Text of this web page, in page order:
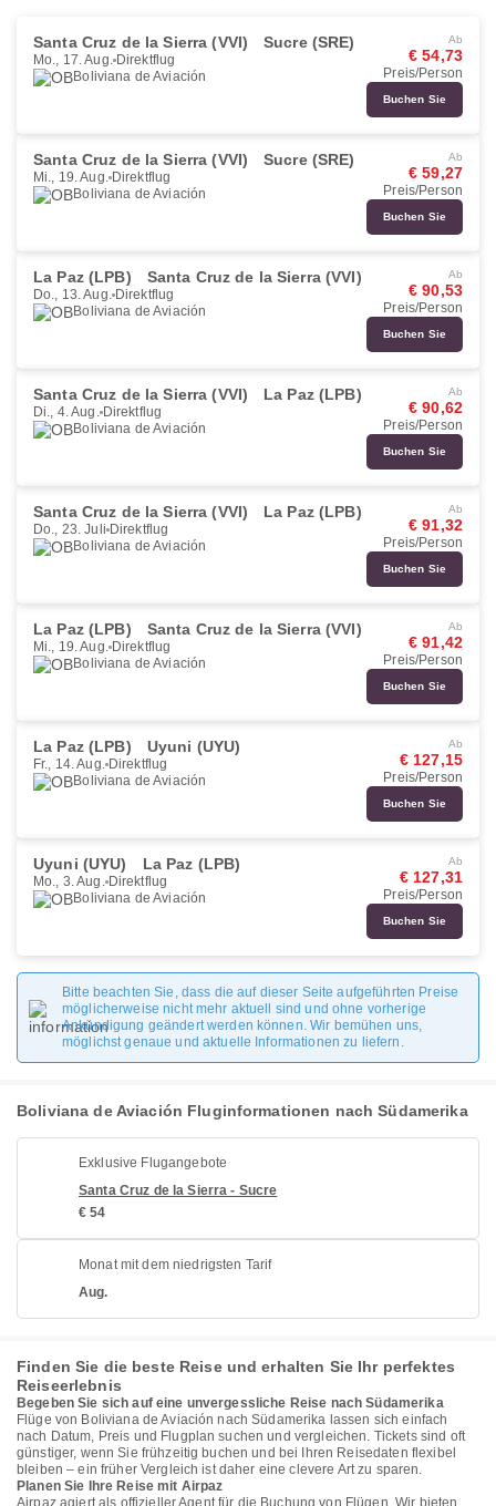
Santa Cruz de la Sierra (VVI) Sucre (SRE)
Mo., 17. Aug. Direktflug
Boliviana de Aviación
Ab
€ 54,73
Preis/Person
Buchen Sie
Santa Cruz de la Sierra (VVI) Sucre (SRE)
Mi., 19. Aug. Direktflug
Boliviana de Aviación
Ab
€ 59,27
Preis/Person
Buchen Sie
La Paz (LPB) Santa Cruz de la Sierra (VVI)
Do., 13. Aug. Direktflug
Boliviana de Aviación
Ab
€ 90,53
Preis/Person
Buchen Sie
Santa Cruz de la Sierra (VVI) La Paz (LPB)
Di., 4. Aug. Direktflug
Boliviana de Aviación
Ab
€ 90,62
Preis/Person
Buchen Sie
Santa Cruz de la Sierra (VVI) La Paz (LPB)
Do., 23. Juli Direktflug
Boliviana de Aviación
Ab
€ 91,32
Preis/Person
Buchen Sie
La Paz (LPB) Santa Cruz de la Sierra (VVI)
Mi., 19. Aug. Direktflug
Boliviana de Aviación
Ab
€ 91,42
Preis/Person
Buchen Sie
La Paz (LPB) Uyuni (UYU)
Fr., 14. Aug. Direktflug
Boliviana de Aviación
Ab
€ 127,15
Preis/Person
Buchen Sie
Uyuni (UYU) La Paz (LPB)
Mo., 3. Aug. Direktflug
Boliviana de Aviación
Ab
€ 127,31
Preis/Person
Buchen Sie
Bitte beachten Sie, dass die auf dieser Seite aufgeführten Preise
möglicherweise nicht mehr aktuell sind und ohne vorherige
Ankündigung geändert werden können. Wir bemühen uns,
möglichst genaue und aktuelle Informationen zu liefern.
Boliviana de Aviación Fluginformationen nach Südamerika
Exklusive Flugangebote
Santa Cruz de la Sierra - Sucre
€ 54
Monat mit dem niedrigsten Tarif
Aug.
Finden Sie die beste Reise und erhalten Sie Ihr perfektes
Reiseerlebnis
Begeben Sie sich auf eine unvergessliche Reise nach Südamerika
Flüge von Boliviana de Aviación nach Südamerika lassen sich einfach
nach Datum, Preis und Flugplan suchen und vergleichen. Tickets sind oft
günstiger, wenn Sie frühzeitig buchen und bei Ihren Reisedaten flexibel
bleiben – ein früher Vergleich ist daher eine clevere Art zu sparen.
Planen Sie Ihre Reise mit Airpaz
Airpaz agiert als offizieller Agent für die Buchung von Flügen. Wir bieten